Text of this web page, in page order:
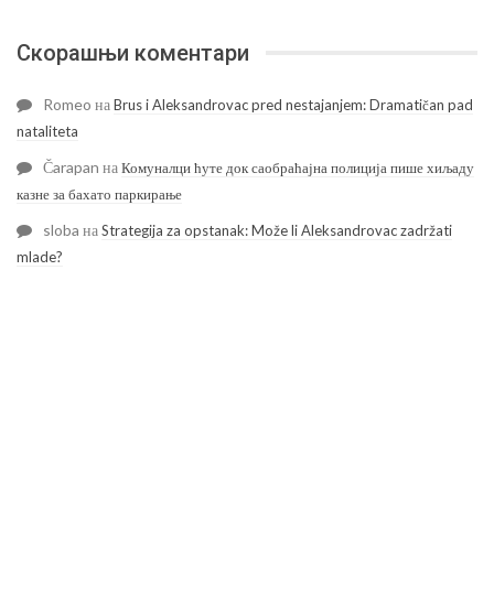
Скорашњи коментари
Romeo наBrus i Aleksandrovac pred nestajanjem: Dramatičan pad
nataliteta
Čarapan наКомуналци ћуте док саобраћајна полиција пише хиљаду
казне за бахато паркирање
sloba наStrategija za opstanak: Može li Aleksandrovac zadržati
mlade?